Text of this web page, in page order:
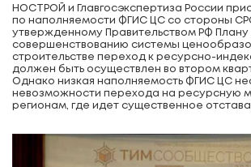
НОСТРОЙ и Главгосэкспертиза России
по наполняемости ФГИС ЦС со стороны
утвержденному Правительством РФ
совершенствованию системы
строительстве переход к ресурсно-
должен быть осуществлен во втором
Однако низкая наполняемость ФГИС ЦС
невозможности перехода на ресурсную
регионам, где идет существенное